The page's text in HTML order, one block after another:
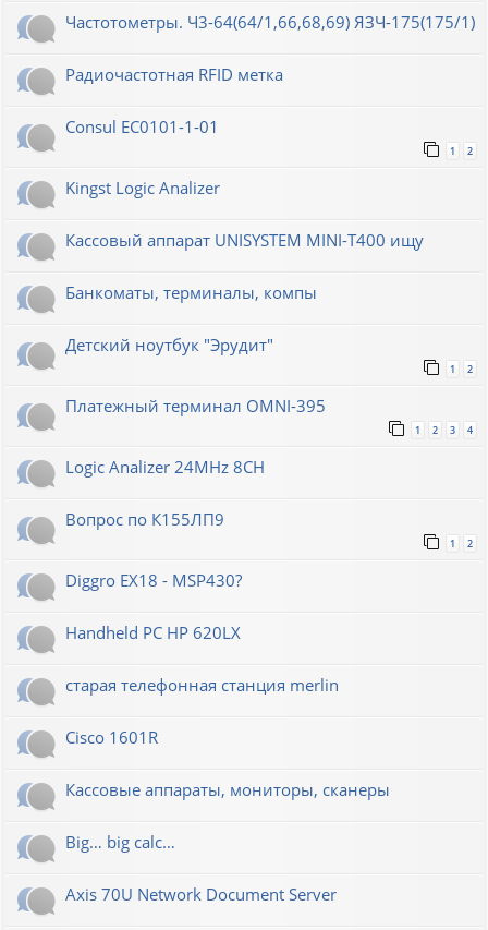
Частотометры. Ч3-64(64/1,66,68,69) ЯЗЧ-175(175/1)
Радиочастотная RFID метка
Consul EC0101-1-01
1 2
Kingst Logic Analizer
Кассовый аппарат UNISYSTEM MINI-T400 ищу
Банкоматы, терминалы, компы
Детский ноутбук "Эрудит"
1 2
Платежный терминал OMNI-395
1 2 3 4
Logic Analizer 24MHz 8CH
Вопрос по К155ЛП9
1 2
Diggro EX18 - MSP430?
Handheld PC HP 620LX
старая телефонная станция merlin
Cisco 1601R
Кассовые аппараты, мониторы, сканеры
Big… big calc…
Axis 70U Network Document Server